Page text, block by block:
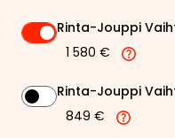
Rinta-Jouppi
1 580 €
Rinta-Jouppi
849 €